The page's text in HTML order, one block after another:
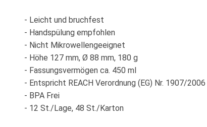
- Leicht und bruchfest
- Handspülung empfohlen
- Nicht Mikrowellengeeignet
- Höhe 127 mm, Ø 88 mm, 180 g
- Fassungsvermögen ca. 450 ml
- Entspricht REACH Verordnung (EG) Nr. 1907/2006
- BPA Frei
- 12 St./Lage, 48 St./Karton